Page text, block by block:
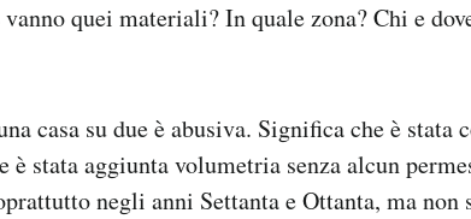
quei materiali? In quale zona? Chi e
casa su due è abusiva. Significa che è stata
è stata aggiunta volumetria senza alcun
negli anni Settanta e Ottanta, ma non